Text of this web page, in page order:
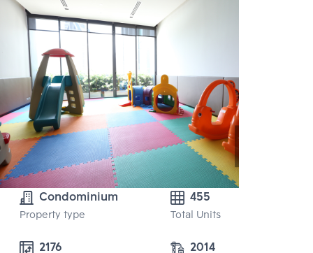
Condominium
Property type
455
Total Units
2176 2014